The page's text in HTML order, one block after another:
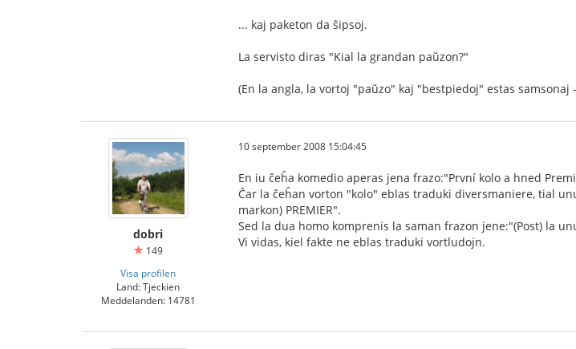
... kaj paketon da ŝipsoj.
La servisto diras "Kial la grandan paŭzon?"
(En la angla, la vortoj "paŭzo" kaj "bestpiedoj" estas samsonaj
dobri
149
Visa profilen
Land: Tjeckien
Meddelanden: 14781
10 september 2008 15:04:45
En iu ĉeĥa komedio aperas jena frazo:"První kolo a hned
Ĉar la ĉeĥan vorton "kolo" eblas traduki diversmaniere, tial
markon) PREMIER".
Sed la dua homo komprenis la saman frazon jene:"(Post) la
Vi vidas, kiel fakte ne eblas traduki vortludojn.